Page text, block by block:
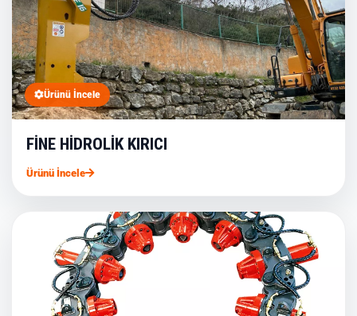
Ürünü İncele
FİNE HİDROLİK KIRICI
Ürünü İncele